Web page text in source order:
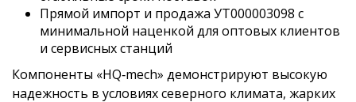
Прямой импорт и продажа УТ000003098 с
минимальной наценкой для оптовых клиентов
и сервисных станций
Компоненты «HQ‑mech» демонстрируют высокую
надежность в условиях северного климата, жарких